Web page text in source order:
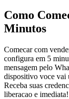
Como
Minutos
Comecar com
configura em 5
mensagem pelo
dispositivo voce vai
Receba suas
liberacao e